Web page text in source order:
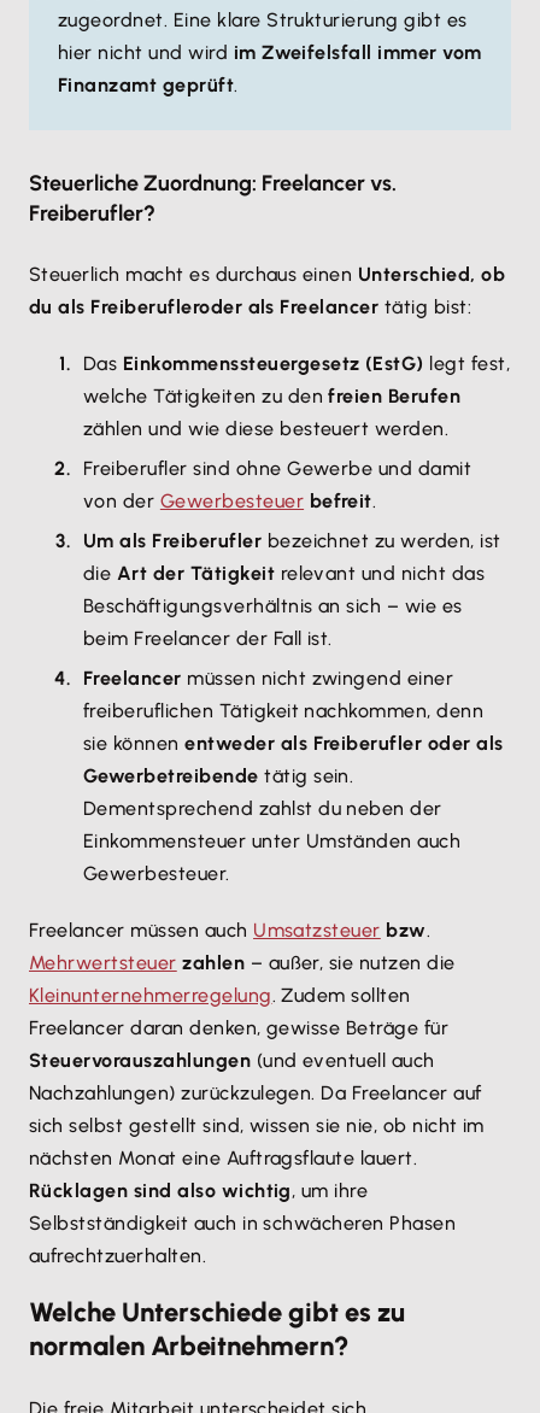
zugeordnet. Eine klare Strukturierung gibt es
hier nicht und wird im Zweifelsfall immer vom
Finanzamt geprüft.
Steuerliche Zuordnung: Freelancer vs.
Freiberufler?
Steuerlich macht es durchaus einen Unterschied, ob
du als Freiberufleroder als Freelancer tätig bist:
Das Einkommenssteuergesetz (EstG) legt fest,
welche Tätigkeiten zu denfreien Berufen
zählen und wie diese besteuert werden.
Freiberufler sind ohne Gewerbe und damit
von der Gewerbesteuer befreit.
Um als Freiberufler bezeichnet zu werden, ist
die Art der Tätigkeit relevant und nicht das
Beschäftigungsverhältnis an sich – wie es
beim Freelancer der Fall ist.
Freelancer müssen nicht zwingend einer
freiberuflichen Tätigkeit nachkommen, denn
sie könnenentweder als Freiberufler oder als
Gewerbetreibende tätig sein.
Dementsprechend zahlst du neben der
Einkommensteuer unter Umständen auch
Gewerbesteuer.
Freelancer müssen auch Umsatzsteuer bzw.
Mehrwertsteuer zahlen – außer, sie nutzen die
Kleinunternehmerregelung. Zudem sollten
Freelancer daran denken, gewisse Beträge für
Steuervorauszahlungen (und eventuell auch
Nachzahlungen) zurückzulegen. Da Freelancer auf
sich selbst gestellt sind, wissen sie nie, ob nicht im
nächsten Monat eine Auftragsflaute lauert.
Rücklagen sind also wichtig, um ihre
Selbstständigkeit auch in schwächeren Phasen
aufrechtzuerhalten.
Welche Unterschiede gibt es zu
normalen Arbeitnehmern?